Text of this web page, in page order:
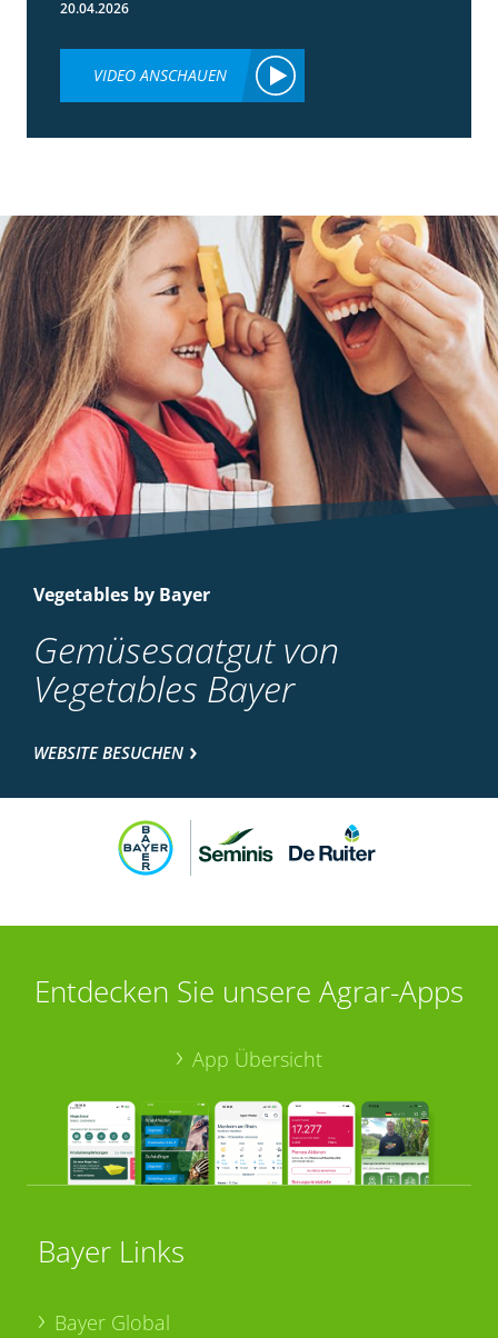
20.04.2026
VIDEO ANSCHAUEN
Vegetables by Bayer
Gemüsesaatgut von
Vegetables Bayer
WEBSITE BESUCHEN
Entdecken Sie unsere Agrar-Apps
App Übersicht
Bayer Links
Bayer Global